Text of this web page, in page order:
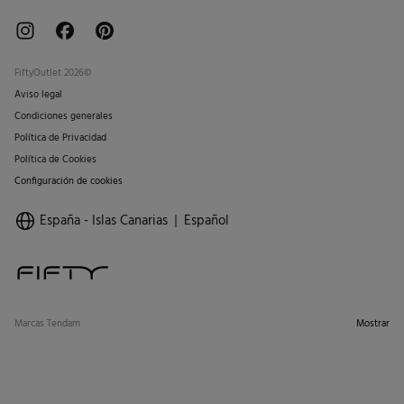
FiftyOutlet 2026©
Aviso legal
Condiciones generales
Política de Privacidad
Política de Cookies
Configuración de cookies
España - Islas Canarias Español
Marcas Tendam Mostrar